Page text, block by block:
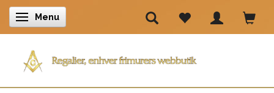
Skifte navigation
Menu